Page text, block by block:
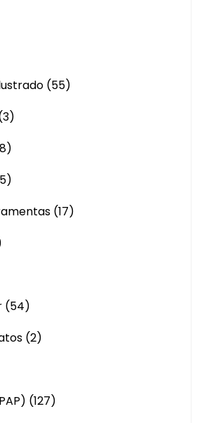
(55)
(17)
(54)
(2)
(127)